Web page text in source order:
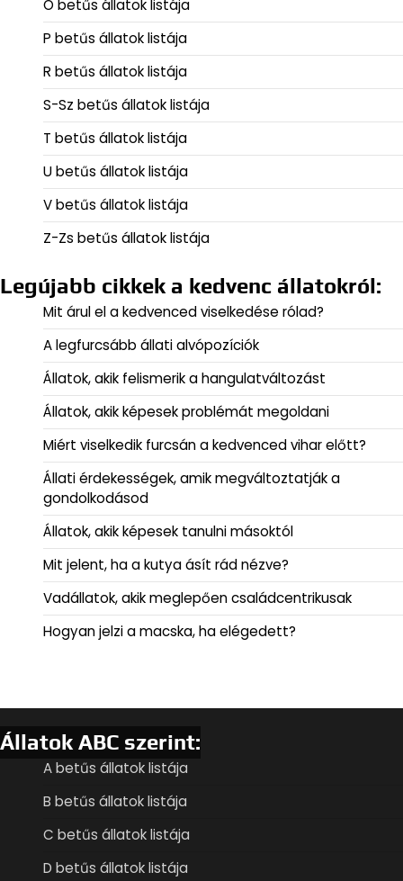
O betűs állatok listája
P betűs állatok listája
R betűs állatok listája
S-Sz betűs állatok listája
T betűs állatok listája
U betűs állatok listája
V betűs állatok listája
Z-Zs betűs állatok listája
Legújabb cikkek a kedvenc állatokról:
Mit árul el a kedvenced viselkedése rólad?
A legfurcsább állati alvópozíciók
Állatok, akik felismerik a hangulatváltozást
Állatok, akik képesek problémát megoldani
Miért viselkedik furcsán a kedvenced vihar előtt?
Állati érdekességek, amik megváltoztatják a
gondolkodásod
Állatok, akik képesek tanulni másoktól
Mit jelent, ha a kutya ásít rád nézve?
Vadállatok, akik meglepően családcentrikusak
Hogyan jelzi a macska, ha elégedett?
Állatok ABC szerint:
A betűs állatok listája
B betűs állatok listája
C betűs állatok listája
D betűs állatok listája